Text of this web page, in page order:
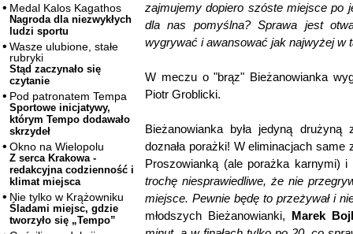
Medal Kalos Kagathos
Nagroda dla niezwykłych
ludzi sportu
Wasze ulubione, stałe
rubryki
Stąd zaczynało się
czytanie
Pod patronatem Tempa
Sportowe inicjatywy,
którym Tempo dodawało
skrzydeł
Okno na Wielopolu
Z serca Krakowa -
redakcyjna codzienność i
klimat miejsca
Nie tylko w Krążowniku
Śladami miejsc, gdzie
tworzyło się „Tempo”
zajmujemy dopiero szóste miejsce po
dla nas pomyślna? Sprawa jest
wygrywać i awansować jak najwyżej w
W meczu o "brąz" Bieżanowianka
Piotr Groblicki.
Bieżanowianka była jedyną
doznała porażki! W eliminacjach
Proszowianką (ale porażka
trochę niesprawiedliwe, że nie
miejsce. Pewnie będę to przeżywał i
młodszych Bieżanowianki, Marek